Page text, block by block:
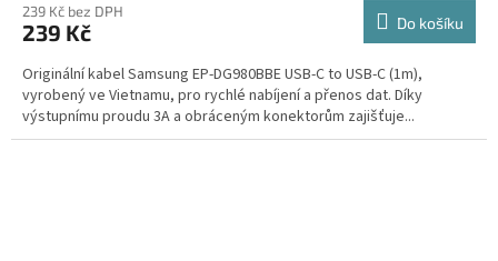
239 Kč bez DPH
239 Kč Do košíku
Originální kabel Samsung EP-DG980BBE USB-C to USB-C (1m),
vyrobený ve Vietnamu, pro rychlé nabíjení a přenos dat. Díky
výstupnímu proudu 3A a obráceným konektorům zajišťuje...